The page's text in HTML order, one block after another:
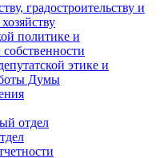
градостроительству и
политике и
этике и
Думы
отдел